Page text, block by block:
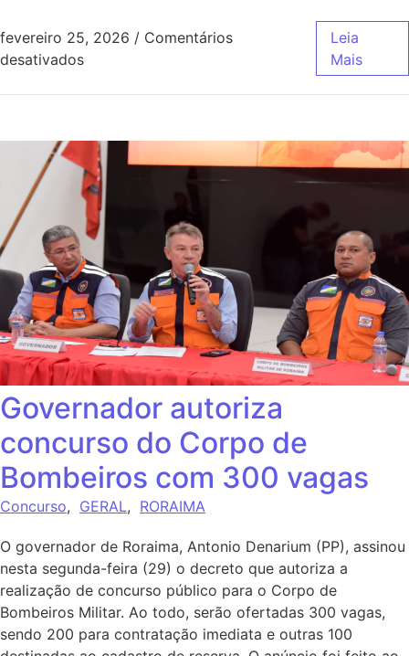
fevereiro 25, 2026 / Comentários
desativados
Leia
Mais
Governador autoriza
concurso do Corpo de
Bombeiros com 300 vagas
Concurso, GERAL, RORAIMA
O governador de Roraima, Antonio Denarium (PP), assinou
nesta segunda-feira (29) o decreto que autoriza a
realização de concurso público para o Corpo de
Bombeiros Militar. Ao todo, serão ofertadas 300 vagas,
sendo 200 para contratação imediata e outras 100